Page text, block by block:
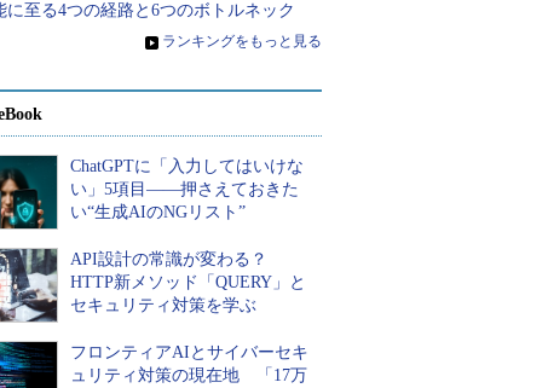
に至る4つの経路と6つのボトルネック
» ランキングをもっと見る
ChatGPTに「入力してはいけな
い」5項目――押さえておきた
い“生成AIのNGリスト”
API設計の常識が変わる？
HTTP新メソッド「QUERY」と
セキュリティ対策を学ぶ
フロンティアAIとサイバーセキ
ュリティ対策の現在地 「17万